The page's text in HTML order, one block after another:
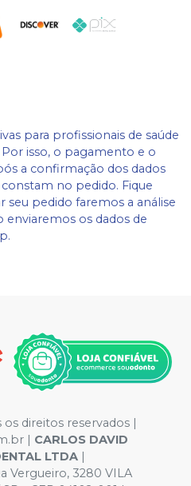
para profissionais de saúde
isso, o pagamento e o
a confirmação dos dados
no pedido. Fique
seu pedido faremos a análise
enviaremos os dados de
direitos reservados |
| CARLOS DAVID
LTDA
Vergueiro, 3280 VILA